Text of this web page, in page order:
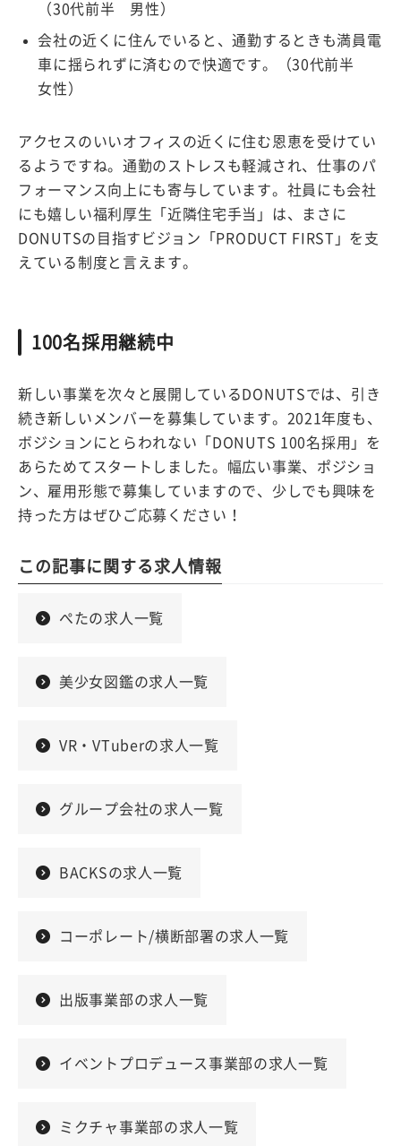
（30代前半 男性）
会社の近くに住んでいると、通勤するときも満員電
車に揺られずに済むので快適です。（30代前半
女性）
アクセスのいいオフィスの近くに住む恩恵を受けてい
るようですね。通勤のストレスも軽減され、仕事のパ
フォーマンス向上にも寄与しています。社員にも会社
にも嬉しい福利厚生「近隣住宅手当」は、まさに
DONUTSの目指すビジョン「PRODUCT FIRST」を支
えている制度と言えます。
100名採用継続中
新しい事業を次々と展開しているDONUTSでは、引き
続き新しいメンバーを募集しています。2021年度も、
ボジションにとらわれない「DONUTS 100名採用」を
あらためてスタートしました。幅広い事業、ポジショ
ン、雇用形態で募集していますので、少しでも興味を
持った方はぜひご応募ください！
この記事に関する求人情報
ぺたの求人一覧
美少女図鑑の求人一覧
VR・VTuberの求人一覧
グループ会社の求人一覧
BACKSの求人一覧
コーポレート/横断部署の求人一覧
出版事業部の求人一覧
イベントプロデュース事業部の求人一覧
ミクチャ事業部の求人一覧